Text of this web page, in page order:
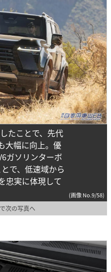
たことで、先代
大幅に向上。優
ガソリンターボ
とで、低速域から
忠実に体現して
(画像 No.9/58)
次の写真へ